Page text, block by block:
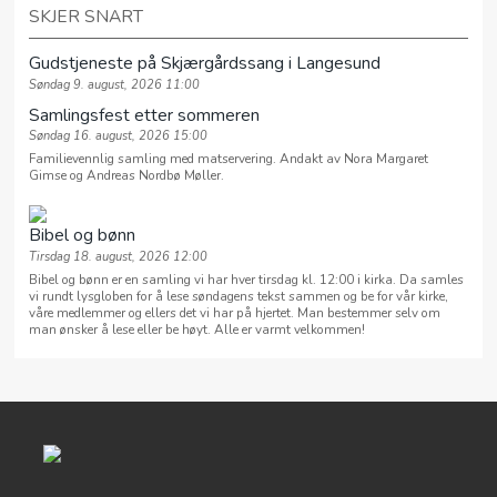
SKJER SNART
Gudstjeneste på Skjærgårdssang i Langesund
Søndag 9. august, 2026 11:00
Samlingsfest etter sommeren
Søndag 16. august, 2026 15:00
Familievennlig samling med matservering. Andakt av Nora Margaret
Gimse og Andreas Nordbø Møller.
Bibel og bønn
Tirsdag 18. august, 2026 12:00
Bibel og bønn er en samling vi har hver tirsdag kl. 12:00 i kirka. Da samles
vi rundt lysgloben for å lese søndagens tekst sammen og be for vår kirke,
våre medlemmer og ellers det vi har på hjertet. Man bestemmer selv om
man ønsker å lese eller be høyt. Alle er varmt velkommen!